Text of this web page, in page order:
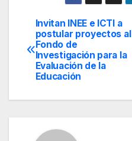
Navegación
de
entradas
Invitan INEE e ICTI a
postular proyectos al
Fondo de
Investigación para la
Evaluación de la
Educación